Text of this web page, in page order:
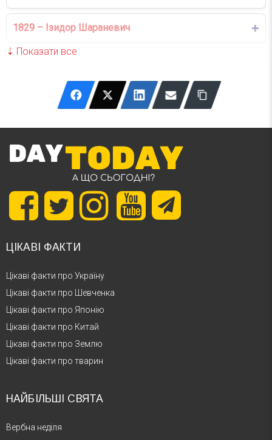
1829 – Ізидор Шараневич
1792 – Григорій Яхимович
1740 – Джамбаттіста Бодоні
ЦІКАВІ ФАКТИ
Цікаві факти про Україну
Цікаві факти про Шевченка
Цікаві факти про Японію
Цікаві факти про Китай
Цікаві факти про Землю
Цікаві факти про тварин
НАЙБІЛЬШІ СВЯТА
Вербна неділя